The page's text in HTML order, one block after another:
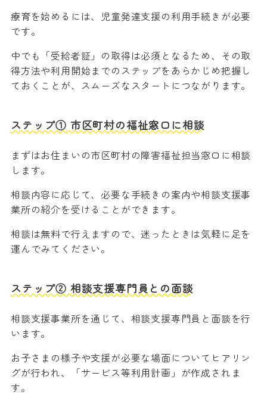
療育を始めるには、児童発達支援の利用手続きが必要
です。
中でも「受給者証」の取得は必須となるため、その取
得方法や利用開始までのステップをあらかじめ把握し
ておくことが、スムーズなスタートにつながります。
ステップ① 市区町村の福祉窓口に相談
まずはお住まいの市区町村の障害福祉担当窓口に相談
します。
相談内容に応じて、必要な手続きの案内や相談支援事
業所の紹介を受けることができます。
相談は無料で行えますので、迷ったときは気軽に足を
運んでみてください。
ステップ② 相談支援専門員との面談
相談支援事業所を通じて、相談支援専門員と面談を行
います。
お子さまの様子や支援が必要な場面についてヒアリン
グが行われ、「サービス等利用計画」が作成されま
す。